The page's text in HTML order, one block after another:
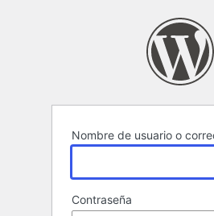
Nombre de usuario o
Contraseña